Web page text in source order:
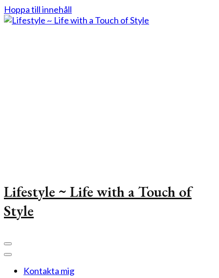
Hoppa till innehåll
Lifestyle ~ Life with a Touch of
Style
Kontakta mig